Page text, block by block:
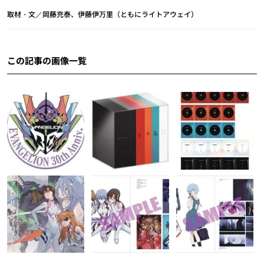
取材・文／岡藤充泰、伊藤伊万里（ともにライトアウェイ）
この記事の画像一覧